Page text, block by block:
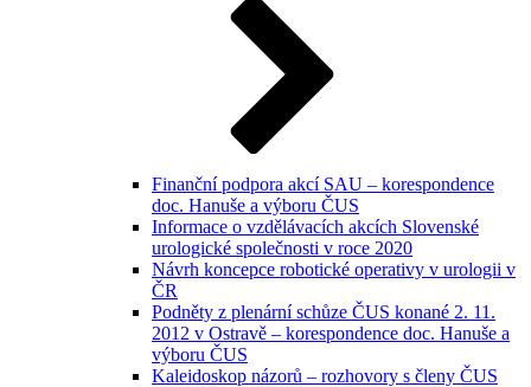
Finanční podpora akcí SAU – korespondence
doc. Hanuše a výboru ČUS
Informace o vzdělávacích akcích Slovenské
urologické společnosti v roce 2020
Návrh koncepce robotické operativy v urologii v
ČR
Podněty z plenární schůze ČUS konané 2. 11.
2012 v Ostravě – korespondence doc. Hanuše a
výboru ČUS
Kaleidoskop názorů – rozhovory s členy ČUS